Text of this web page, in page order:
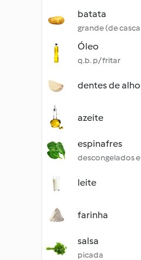
batata
grande (de
Óleo
q.b. p/ fritar
dentes de alho
azeite
espinafres
descongelados
leite
farinha
salsa
picada